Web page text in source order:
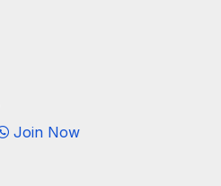
Join Now